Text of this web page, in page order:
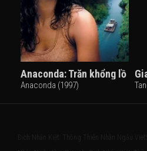
Anaconda: Trăn khổng lồ
Anaconda (1997)
Địch Nhân Kiệt: Thông Thiên Nhân Ngẫu